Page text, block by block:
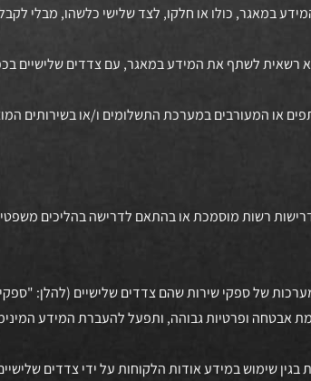
או המעורבים במערכת התשלומים ו/או בשירותים
במערכות של ספקי שירות שהם צדדים שלישיים (להלן:
אבטחה ופרטיות גבוהה, ותפעל להעברת המידע